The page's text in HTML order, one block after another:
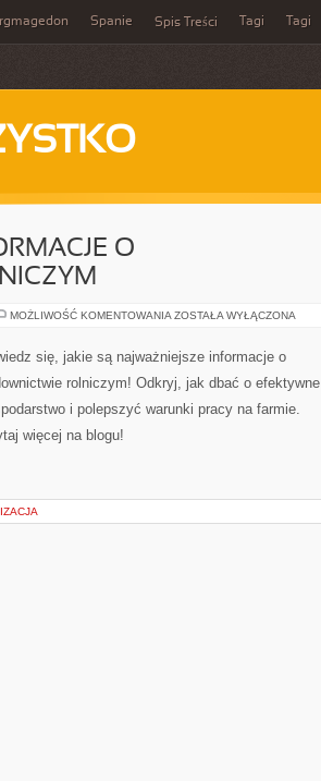
Spanie Spis Treści Tagi Tagi
O
MOŻLIWOŚĆ KOMENTOWANIA NAJWAŻNIEJSZE
BUDOWNICTWIE
ROLNICZYM
ZOSTAŁA WYŁĄCZONA
się, jakie są najważniejsze informacje o
rolniczym! Odkryj, jak dbać o efektywne
i polepszyć warunki pracy na farmie.
więcej na blogu!